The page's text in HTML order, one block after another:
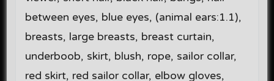
between eyes, blue eyes, (animal ears:1.1),
breasts, large breasts, breast curtain,
underboob, skirt, blush, rope, sailor collar,
red skirt, red sailor collar, elbow gloves,